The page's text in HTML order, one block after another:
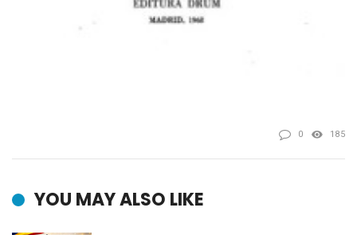
0 185
YOU MAY ALSO LIKE